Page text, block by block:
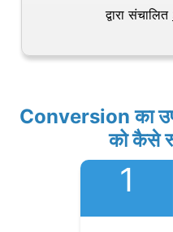
द्वारा संचालित
Conversion का
को कैसे
1